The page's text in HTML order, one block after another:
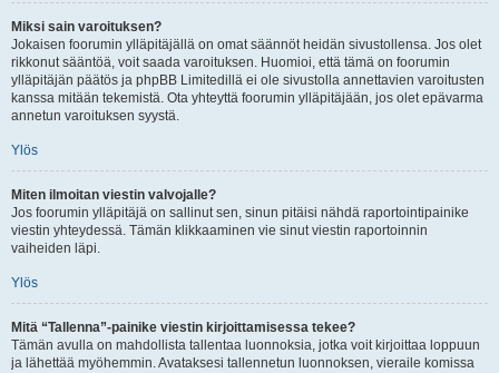
Miksi sain varoituksen?
Jokaisen foorumin ylläpitäjällä on omat säännöt heidän sivustollensa. Jos olet
rikkonut sääntöä, voit saada varoituksen. Huomioi, että tämä on foorumin
ylläpitäjän päätös ja phpBB Limitedillä ei ole sivustolla annettavien varoitusten
kanssa mitään tekemistä. Ota yhteyttä foorumin ylläpitäjään, jos olet epävarma
annetun varoituksen syystä.
Ylös
Miten ilmoitan viestin valvojalle?
Jos foorumin ylläpitäjä on sallinut sen, sinun pitäisi nähdä raportointipainike
viestin yhteydessä. Tämän klikkaaminen vie sinut viestin raportoinnin
vaiheiden läpi.
Ylös
Mitä “Tallenna”-painike viestin kirjoittamisessa tekee?
Tämän avulla on mahdollista tallentaa luonnoksia, jotka voit kirjoittaa loppuun
ja lähettää myöhemmin. Avataksesi tallennetun luonnoksen, vieraile komissa